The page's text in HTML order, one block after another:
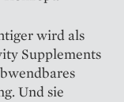
wird als
Supplements
Und sie